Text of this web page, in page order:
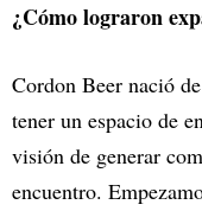
¿Cómo lograron
Cordon Beer nació
tener un espacio de
visión de generar
encuentro.